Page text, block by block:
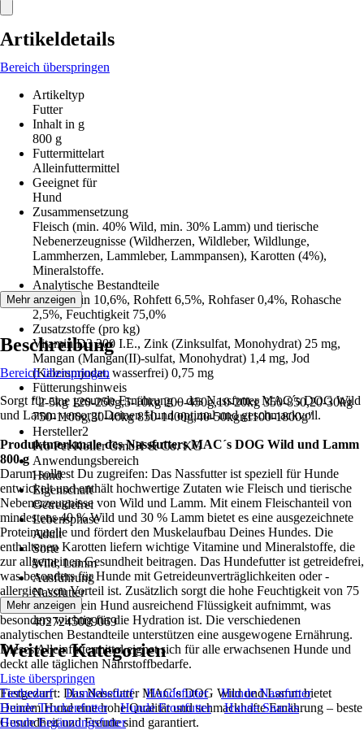
Artikeldetails
Bereich überspringen
Artikeltyp
Futter
Inhalt in g
800 g
Futtermittelart
Alleinfuttermittel
Geeignet für
Hund
Zusammensetzung
Fleisch (min. 40% Wild, min. 30% Lamm) und tierische
Nebenerzeugnisse (Wildherzen, Wildleber, Wildlunge,
Lammherzen, Lammleber, Lammpansen), Karotten (4%),
Mineralstoffe.
Analytische Bestandteile
Rohprotein 10,6%, Rohfett 6,5%, Rohfaser 0,4%, Rohasche
2,5%, Feuchtigkeit 75,0%
Zusatzstoffe (pro kg)
Vitamin D3 200 I.E., Zink (Zinksulfat, Monohydrat) 25 mg,
Mangan (Mangan(II)-sulfat, Monohydrat) 1,4 mg, Jod
(Kalziumjodat, wasserfrei) 0,75 mg
Fütterungshinweis
"2-5kg 120-250g,5-10kg 200-450g,10-20kg 350-850,20-30kg
750-1100g,30-40kg 850-1400g,40-50kgn1100-1800g"
Hersteller2
Pro Pet Koller GmbH & Co. KG
Anwendungsbereich
Hund
Eigenschaft
Getreidefrei
Lebensphase
Adult
Sorte
Wild, Lamm
Ausführung
Nassfutter
EAN
4027245009069
Mehr anzeigen
Beschreibung
Bereich überspringen
Sorgt für eine gesunde Ernährung – das Nassfutter MAC´s DOG Wild
und Lamm versorgt Deinen Hund optimal und geschmackvoll.
Produktmerkmale des Nassfutters MAC´s DOG Wild und Lamm
800 g
Darum solltest Du zugreifen: Das Nassfutter ist speziell für Hunde
entwickelt und enthält hochwertige Zutaten wie Fleisch und tierische
Nebenerzeugnisse von Wild und Lamm. Mit einem Fleischanteil von
mindestens 40 % Wild und 30 % Lamm bietet es eine ausgezeichnete
Proteinquelle und fördert den Muskelaufbau Deines Hundes. Die
enthaltenen Karotten liefern wichtige Vitamine und Mineralstoffe, die
zur allgemeinen Gesundheit beitragen. Das Hundefutter ist getreidefrei,
was besonders für Hunde mit Getreideunverträglichkeiten oder -
allergien von Vorteil ist. Zusätzlich sorgt die hohe Feuchtigkeit von 75
% dafür, dass Dein Hund ausreichend Flüssigkeit aufnimmt, was
besonders wichtig für die Hydration ist. Die verschiedenen
analytischen Bestandteile unterstützen eine ausgewogene Ernährung.
Dieses Alleinfuttermittel eignet sich für alle erwachsenen Hunde und
deckt alle täglichen Nährstoffbedarfe.
Festgezurrt: Das Nassfutter MAC´s DOG Wild und Lamm bietet
Deinem Hund eine hohe Qualität und schmackhafte Ernährung – beste
Gesundheit und Freude sind garantiert.
Mehr anzeigen
Weitere Kategorien
Liste überspringen
Tierbedarf
Hundebedarf Hundefutter
Hunde Nassfutter
Hunde Trockenfutter
Hunde Frostfutter
Hunde Snacks
Hunde Ergänzungsfutter